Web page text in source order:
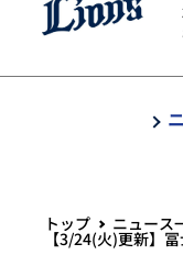
トップ ニュース
【3/24(火)更新】